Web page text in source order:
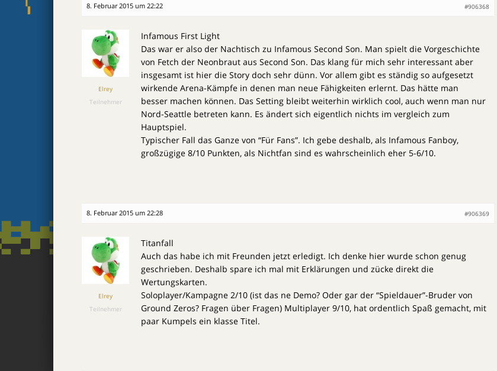
8. Februar 2015 um 22:22 #906368
Elrey
Teilnehmer
Infamous First Light
Das war er also der Nachtisch zu Infamous Second Son. Man spielt die Vorgeschichte
von Fetch der Neonbraut aus Second Son. Das klang für mich sehr interessant aber
insgesamt ist hier die Story doch sehr dünn. Vor allem gibt es ständig so aufgesetzt
wirkende Arena-Kämpfe in denen man neue Fähigkeiten erlernt. Das hätte man
besser machen können. Das Setting bleibt weiterhin wirklich cool, auch wenn man nur
Nord-Seattle betreten kann. Es ändert sich eigentlich nichts im vergleich zum
Hauptspiel.
Typischer Fall das Ganze von “Für Fans”. Ich gebe deshalb, als Infamous Fanboy,
großzügige 8/10 Punkten, als Nichtfan sind es wahrscheinlich eher 5-6/10.
8. Februar 2015 um 22:28 #906369
Elrey
Teilnehmer
Titanfall
Auch das habe ich mit Freunden jetzt erledigt. Ich denke hier wurde schon genug
geschrieben. Deshalb spare ich mal mit Erklärungen und zücke direkt die
Wertungskarten.
Soloplayer/Kampagne 2/10 (ist das ne Demo? Oder gar der “Spieldauer”-Bruder von
Ground Zeros? Fragen über Fragen) Multiplayer 9/10, hat ordentlich Spaß gemacht, mit
paar Kumpels ein klasse Titel.